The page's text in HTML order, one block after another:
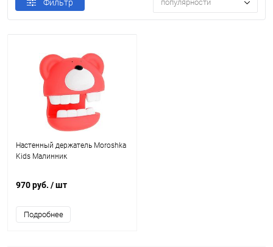
Фильтр популярности
Настенный держатель Moroshka
Kids Малинник
970 руб. / шт
Подробнее